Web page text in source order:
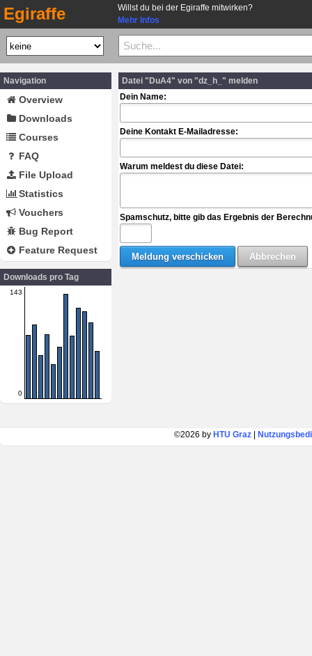
Egiraffe
Willst du bei der Egiraffe mitwirken?
Mehr Infos
Navigation
Overview
Downloads
Courses
FAQ
File Upload
Statistics
Vouchers
Bug Report
Feature Request
Downloads pro Tag
143
0
Datei "DuA4" von "dz_h_" melden
Dein Name:
Deine Kontakt E-Mailadresse:
Warum meldest du diese Datei:
Spamschutz, bitte gib das Ergebnis der
©2026 by HTU Graz|